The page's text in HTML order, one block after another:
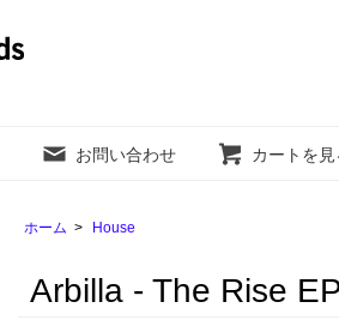
お問い合わせ カートを見
ホーム > House
Arbilla - The Rise